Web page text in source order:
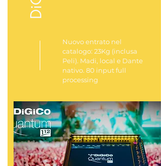
Nuovo entrato nel
catalogo: 23Kg (inclusa
Peli). Madi, local e Dante
nativo. 80 input full
processing